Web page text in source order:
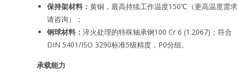
保持架材料： 黄铜，最高持续工作温度150℃（更高温度需求
请咨询）；
钢球材料： 淬火处理的特殊轴承钢100 Cr 6 (1.2067)；符合
DIN 5401/ISO 3290标准5级精度，P0分组。
承载能力